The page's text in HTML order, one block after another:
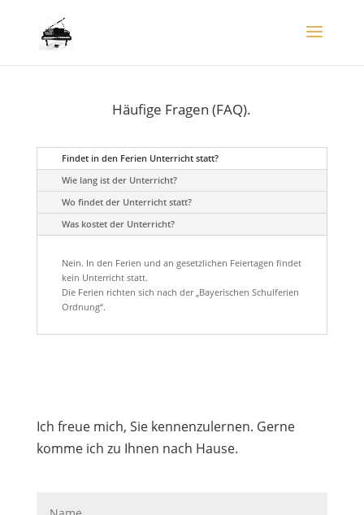
Häufige Fragen (FAQ).
Findet in den Ferien Unterricht statt?
Wie lang ist der Unterricht?
Wo findet der Unterricht statt?
Was kostet der Unterricht?
Nein. In den Ferien und an gesetzlichen Feiertagen findet
kein Unterricht statt.
Die Ferien richten sich nach der „Bayerischen Schulferien
Ordnung“.
Ich freue mich, Sie kennenzulernen. Gerne
komme ich zu Ihnen nach Hause.